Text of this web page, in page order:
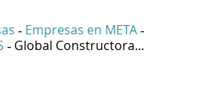
- Empresas en META -
- Global Constructora...